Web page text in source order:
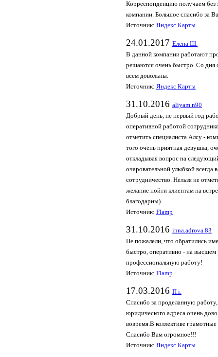
Корреспонденцию получаем без
компании. Большое спасибо за
Источник: Яндекс Карты
24.01.2017 Елена Ш.
В данной компании работают
решаются очень быстро. Со дня
всем довольны.
Источник: Яндекс Карты
31.10.2016 aliyam.n90
Добрый день, не первый год
оперативной работой
отметить специалиста Алсу -
того очень приятная девушка,
откладывая вопрос на
очаровательной улыбкой всегда
сотрудничество. Нельзя не
желание пойти клиентам на
благодарны)
Источник: Flamp
31.10.2016 inna.adrova.83
Не пожалели, что обратились
быстро, оперативно - на
профессиональную работу!
Источник: Flamp
17.03.2016 П i.
Cпасибо за проделанную
юридического адреса очень
вовремя.В коллективе
Спасибо Вам огромное!!!
Источник: Яндекс Карты